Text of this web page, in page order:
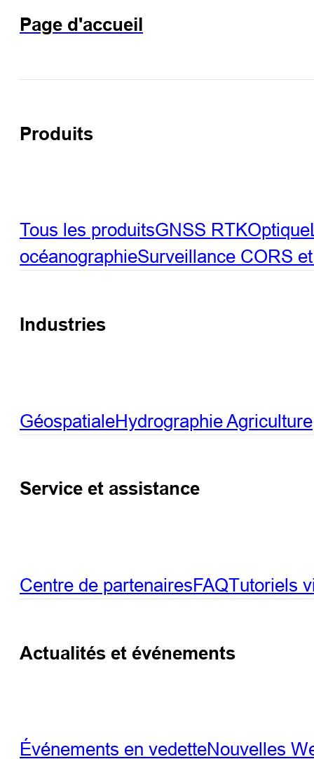
Page d'accueil
Produits
Tous les produitsGNSS RTKOptique
océanographieSurveillance CORS
Industries
GéospatialeHydrographieAgriculture
Service et assistance
Centre de partenairesFAQTutoriels
Actualités et événements
Événements en vedetteNouvelles